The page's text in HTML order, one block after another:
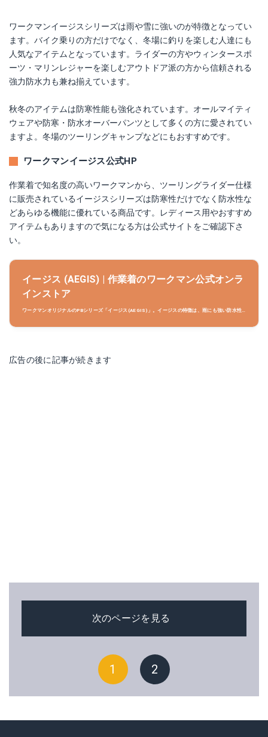
ワークマンイージスシリーズは雨や雪に強いのが特徴となってい
ます。バイク乗りの方だけでなく、冬場に釣りを楽しむ人達にも
人気なアイテムとなっています。ライダーの方やウィンタースポ
ーツ・マリンレジャーを楽しむアウトドア派の方から信頼される
強力防水力も兼ね揃えています。
秋冬のアイテムは防寒性能も強化されています。オールマイティ
ウェアや防寒・防水オーバーパンツとして多くの方に愛されてい
ますよ。冬場のツーリングキャンプなどにもおすすめです。
ワークマンイージス公式HP
作業着で知名度の高いワークマンから、ツーリングライダー仕様
に販売されているイージスシリーズは防寒性だけでなく防水性な
どあらゆる機能に優れている商品です。レディース用やおすすめ
アイテムもありますので気になる方は公式サイトをご確認下さ
い。
イージス (AEGIS) | 作業着のワークマン公式オンラ
インストア
ワークマンオリジナルのPBシリーズ「イージス(AEGIS)」。イージスの特徴は、雨にも強い防水性
広告の後に記事が続きます
次のページを見る
1 2